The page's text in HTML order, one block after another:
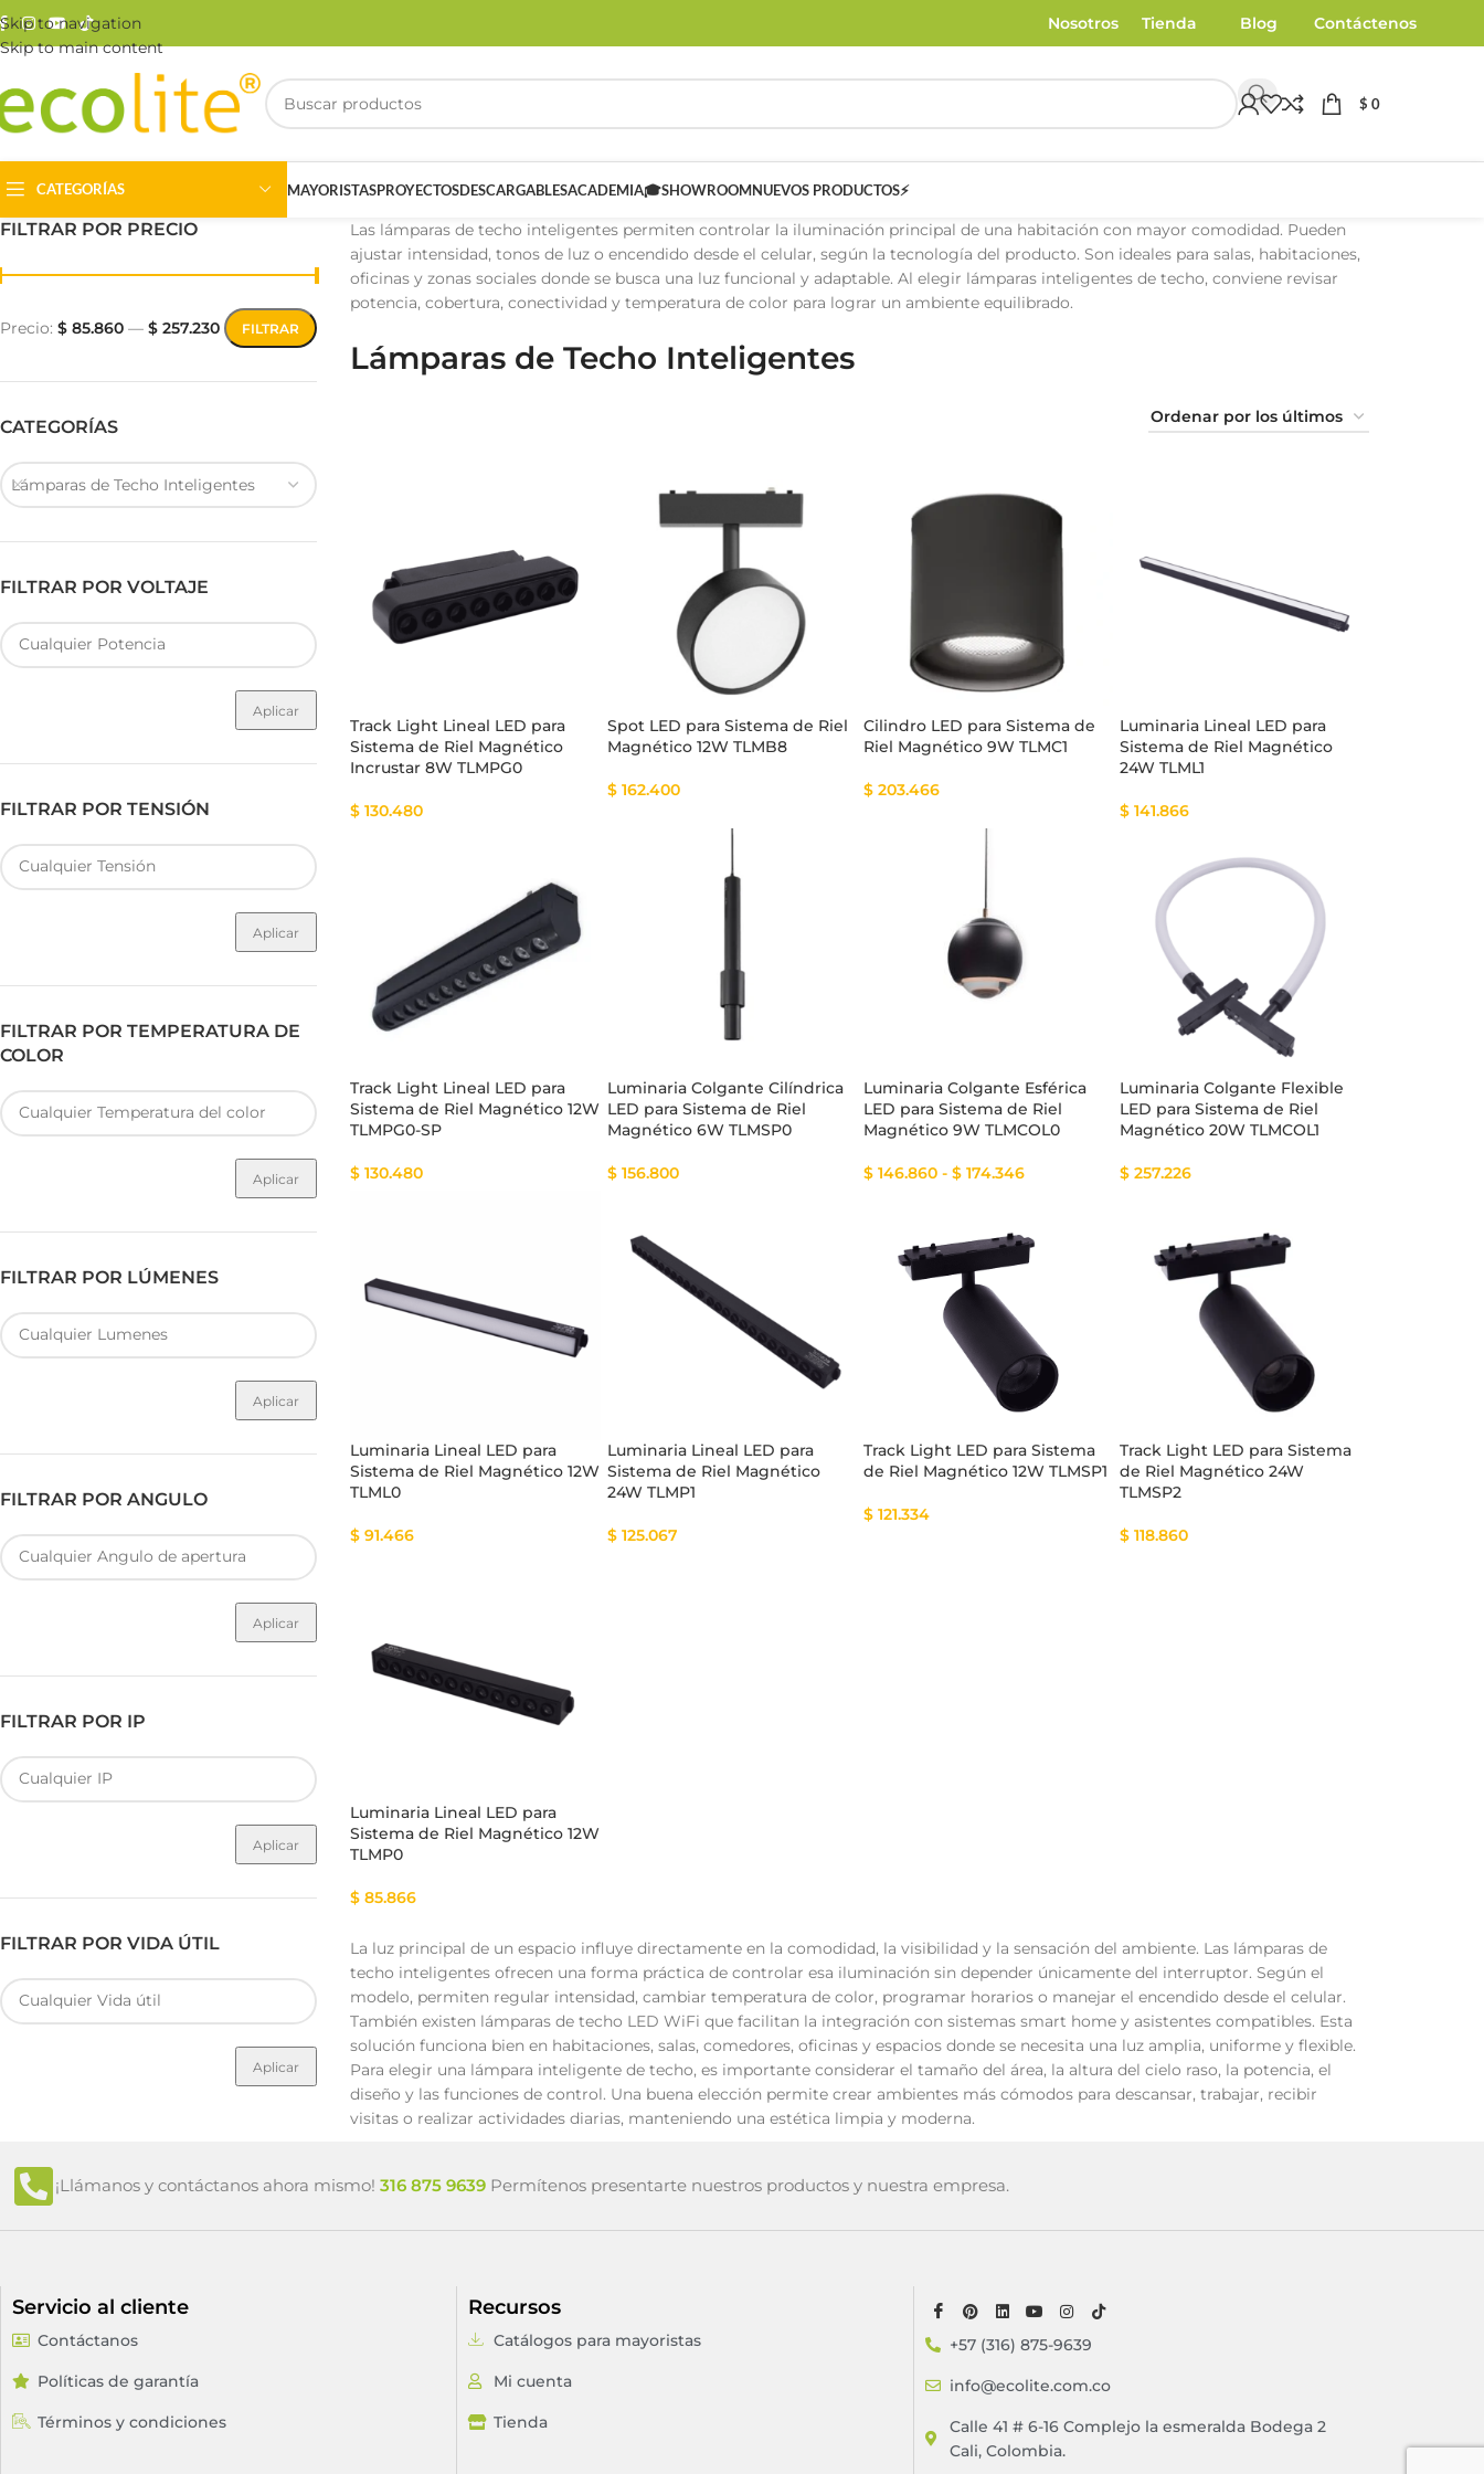
Skip to navigation
Skip to main content
Nosotros Tienda Blog Contáctenos
$ 0
CATEGORÍAS
Riel Magnético
Fuente de Poder SMART Luminarias Sistema Smart Cinta Multicolor
MAYORISTASPROYECTOSDESCARGABLESACADEMIA🎓SHOWROOMNUEVOS PRODUCTOS⚡
FILTRAR POR PRECIO
FILTRAR
Precio: $ 85.860 — $ 257.230
CATEGORÍAS
Lámparas de Techo Inteligentes
FILTRAR POR VOLTAJE
Aplicar
FILTRAR POR TENSIÓN
Aplicar
FILTRAR POR TEMPERATURA DE
COLOR
Aplicar
FILTRAR POR LÚMENES
Aplicar
FILTRAR POR ANGULO
Aplicar
FILTRAR POR IP
Aplicar
FILTRAR POR VIDA ÚTIL
Aplicar
Las lámparas de techo inteligentes permiten controlar la iluminación principal de una habitación con mayor comodidad. Pueden
ajustar intensidad, tonos de luz o encendido desde el celular, según la tecnología del producto. Son ideales para salas, habitaciones,
oficinas y zonas sociales donde se busca una luz funcional y adaptable. Al elegir lámparas inteligentes de techo, conviene revisar
potencia, cobertura, conectividad y temperatura de color para lograr un ambiente equilibrado.
Lámparas de Techo Inteligentes
Track Light Lineal LED para
Sistema de Riel Magnético
Incrustar 8W TLMPG0
$ 130.480
Spot LED para Sistema de Riel
Magnético 12W TLMB8
$162.400
Cilindro LED para Sistema de
Riel Magnético 9W TLMC1
$203.466
Luminaria Lineal LED para
Sistema de Riel Magnético
24W TLML1
$141.866
Track Light Lineal LED para
Sistema de Riel Magnético 12W
TLMPG0-SP
$ 130.480
Luminaria Colgante Cilíndrica
LED para Sistema de Riel
Magnético 6W TLMSP0
$156.800
Luminaria Colgante Esférica
LED para Sistema de Riel
Magnético 9W TLMCOL0
$146.860 - $174.346
Luminaria Colgante Flexible
LED para Sistema de Riel
Magnético 20W TLMCOL1
$257.226
Luminaria Lineal LED para
Sistema de Riel Magnético 12W
TLML0
$ 91.466
Luminaria Lineal LED para
Sistema de Riel Magnético
24W TLMP1
$125.067
Track Light LED para Sistema
de Riel Magnético 12W TLMSP1
$121.334
Track Light LED para Sistema
de Riel Magnético 24W
TLMSP2
$118.860
Luminaria Lineal LED para
Sistema de Riel Magnético 12W
TLMP0
$ 85.866
La luz principal de un espacio influye directamente en la comodidad, la visibilidad y la sensación del ambiente. Las lámparas de
techo inteligentes ofrecen una forma práctica de controlar esa iluminación sin depender únicamente del interruptor. Según el
modelo, permiten regular intensidad, cambiar temperatura de color, programar horarios o manejar el encendido desde el celular.
También existen lámparas de techo LED WiFi que facilitan la integración con sistemas smart home y asistentes compatibles. Esta
solución funciona bien en habitaciones, salas, comedores, oficinas y espacios donde se necesita una luz amplia, uniforme y flexible.
Para elegir una lámpara inteligente de techo, es importante considerar el tamaño del área, la altura del cielo raso, la potencia, el
diseño y las funciones de control. Una buena elección permite crear ambientes más cómodos para descansar, trabajar, recibir
visitas o realizar actividades diarias, manteniendo una estética limpia y moderna.
¡Llámanos y contáctanos ahora mismo! 316 875 9639 Permítenos presentarte nuestros productos y nuestra empresa.
Servicio al cliente
Contáctanos
Políticas de garantía
Términos y condiciones
Recursos
Catálogos para mayoristas
Mi cuenta
Tienda
+57 (316) 875-9639
info@ecolite.com.co
Calle 41 # 6-16 Complejo la esmeralda Bodega 2
Cali, Colombia.